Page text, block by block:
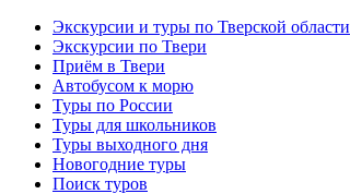
Экскурсии и туры по Тверской области
Экскурсии по Твери
Приём в Твери
Автобусом к морю
Туры по России
Туры для школьников
Туры выходного дня
Новогодние туры
Поиск туров